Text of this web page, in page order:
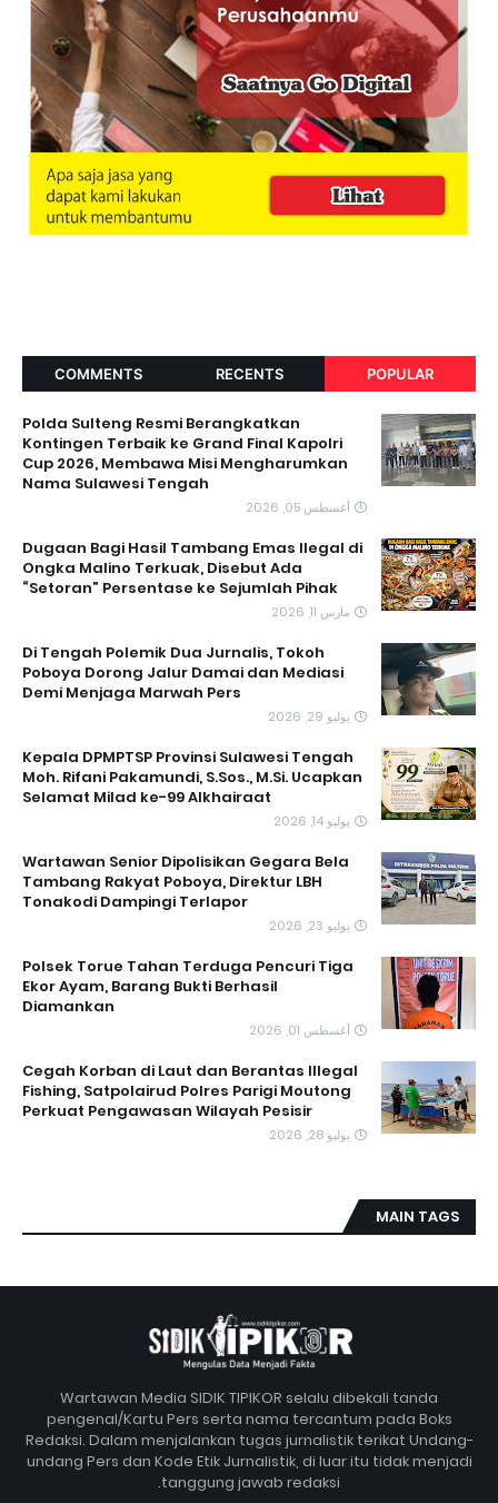
POPULAR
RECENTS
COMMENTS
Polda Sulteng Resmi Berangkatkan
Kontingen Terbaik ke Grand Final Kapolri
Cup 2026, Membawa Misi Mengharumkan
Nama Sulawesi Tengah
أغسطس 05, 2026
Dugaan Bagi Hasil Tambang Emas Ilegal di
Ongka Malino Terkuak, Disebut Ada
“Setoran” Persentase ke Sejumlah Pihak
مارس 11, 2026
Di Tengah Polemik Dua Jurnalis, Tokoh
Poboya Dorong Jalur Damai dan Mediasi
Demi Menjaga Marwah Pers
يوليو 29, 2026
Kepala DPMPTSP Provinsi Sulawesi Tengah
Moh. Rifani Pakamundi, S.Sos., M.Si. Ucapkan
Selamat Milad ke-99 Alkhairaat
يوليو 14, 2026
‎Wartawan Senior Dipolisikan Gegara Bela
Tambang Rakyat Poboya, Direktur LBH
Tonakodi Dampingi Terlapor
يوليو 23, 2026
Polsek Torue Tahan Terduga Pencuri Tiga
Ekor Ayam, Barang Bukti Berhasil
Diamankan
أغسطس 01, 2026
Cegah Korban di Laut dan Berantas Illegal
Fishing, Satpolairud Polres Parigi Moutong
Perkuat Pengawasan Wilayah Pesisir
يوليو 28, 2026
MAIN TAGS
Wartawan Media SIDIK TIPIKOR selalu dibekali tanda
pengenal/Kartu Pers serta nama tercantum pada Boks
Redaksi. Dalam menjalankan tugas jurnalistik terikat Undang-
undang Pers dan Kode Etik Jurnalistik, di luar itu tidak menjadi
tanggung jawab redaksi.